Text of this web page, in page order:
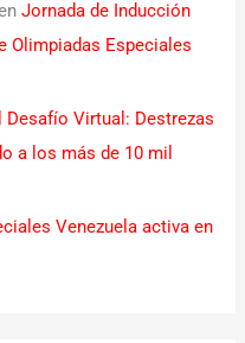
Jornada de Inducción
Olimpiadas Especiales
Desafío Virtual: Destrezas
a los más de 10 mil
Venezuela activa en